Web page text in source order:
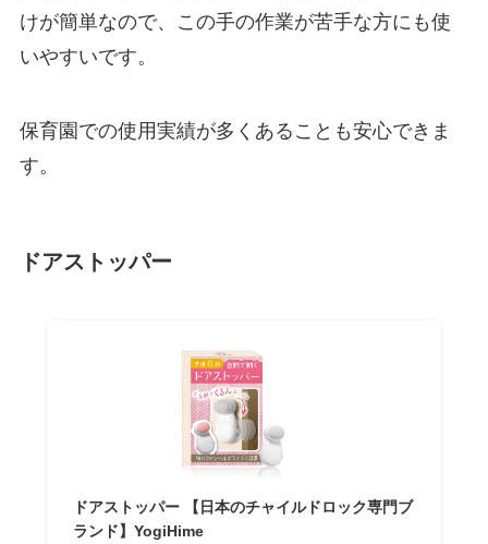
けが簡単なので、この手の作業が苦手な方にも使
いやすいです。
保育園での使用実績が多くあることも安心できま
す。
ドアストッパー
ドアストッパー 【日本のチャイルドロック専門ブ
ランド】YogiHime